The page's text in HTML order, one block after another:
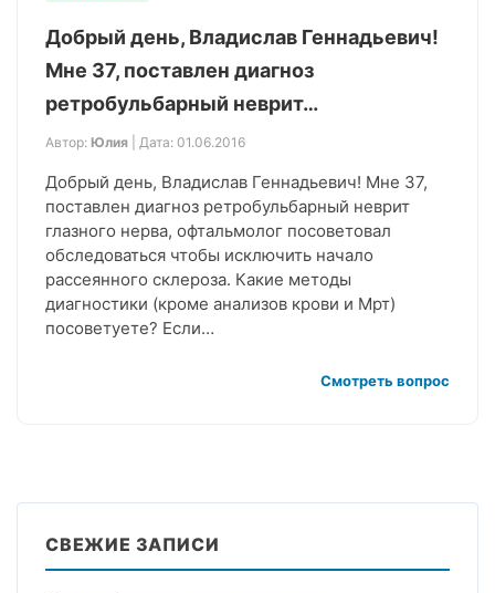
Добрый день, Владислав Геннадьевич!
Мне 37, поставлен диагноз
ретробульбарный неврит…
Автор: Юлия | Дата: 01.06.2016
Добрый день, Владислав Геннадьевич! Мне 37,
поставлен диагноз ретробульбарный неврит
глазного нерва, офтальмолог посоветовал
обследоваться чтобы исключить начало
рассеянного склероза. Какие методы
диагностики (кроме анализов крови и Мрт)
посоветуете? Если…
Смотреть вопрос
СВЕЖИЕ ЗАПИСИ